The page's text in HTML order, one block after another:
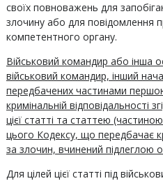
своїх повноважень для
злочину або для повідомлення
компетентного органу.
Військовий командир або інша
військовий командир, інший
передбачених частинами першою
кримінальній відповідальності
цієї статті та статтею
цього Кодексу, що передбачає
за злочин, вчинений підлеглою
Для цілей цієї статті під